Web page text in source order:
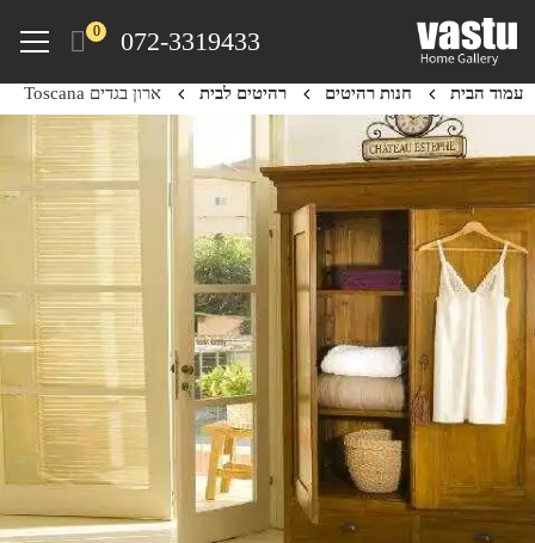
content
072-3319433
0
Menu
עמוד הבית חנות רהיטים רהיטים לבית ארון בגדים Toscana